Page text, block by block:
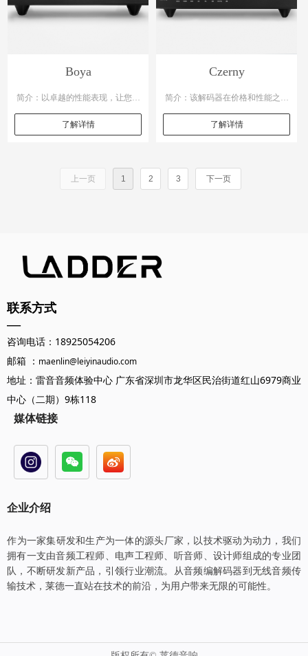
Boya
简介：以卓越的性能表现，让您轻
松买入高保真音频的精彩世界。尽
协。采用优质材料，确保了信号传
了解详情
Czerny
简介：该解码器在价格和性能之间
取得了完美的平衡。它具备强大的
够满足您对音质的要求。此外还拥
了解详情
上一页 1 2 3 下一页
媒体链接
联系方式
—
咨询电话：18925054206
邮箱 ： maenlin@leiyinaudio.com
地址：雷音音频体验中心 广东省深圳市龙华区民治街道红山6979商业
中心（二期）9栋118
企业介绍
​​​​​​​作为一家集研发和生产为一体的源头厂家，以技术驱动为动力，我们
拥有一支由音频工程师、电声工程师、听音师、设计师组成的专业团
队，不断研发新产品，引领行业潮流。从音频编解码器到无线音频传
输技术，莱德一直站在技术的前沿，为用户带来无限的可能性。